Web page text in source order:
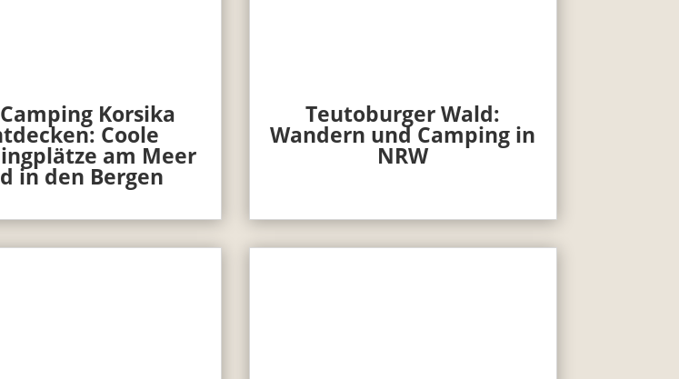
Korsika
Coole
am Meer
in den Bergen
Teutoburger Wald:
Wandern und Camping in
NRW